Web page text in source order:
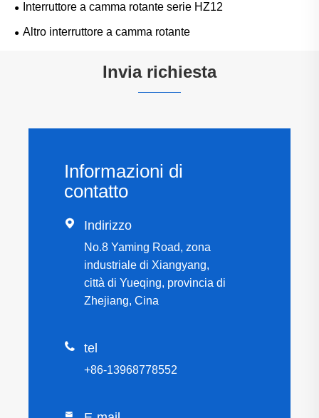
Interruttore a camma rotante serie HZ12
Altro interruttore a camma rotante
Invia richiesta
Informazioni di
contatto
 Indirizzo
No.8 Yaming Road, zona
industriale di Xiangyang,
città di Yueqing, provincia di
Zhejiang, Cina
 tel
+86-13968778552
